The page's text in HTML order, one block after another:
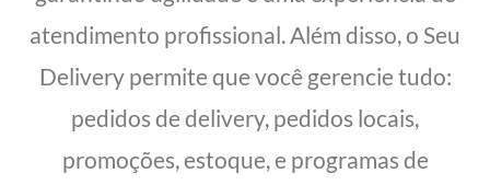
atendimento profissional. Além disso, o Seu
Delivery permite que você gerencie tudo:
pedidos de delivery, pedidos locais,
promoções, estoque, e programas de